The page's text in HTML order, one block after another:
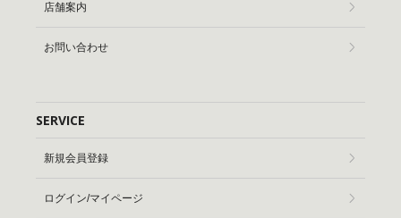
店舗案内
お問い合わせ
SERVICE
新規会員登録
ログイン/マイページ